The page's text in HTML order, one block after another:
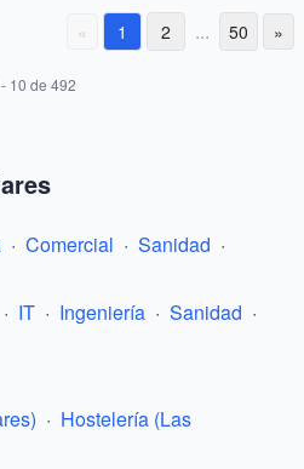
« 1 2 ... 50 »
- 10 de 492
· Comercial · Sanidad ·
· IT · Ingeniería · Sanidad ·
· Hostelería (Las